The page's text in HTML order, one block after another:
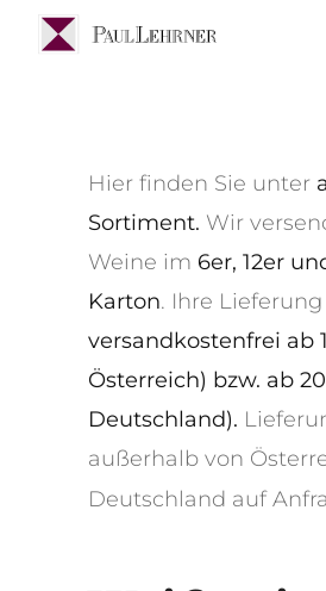
Hier finden Sie unter
Sortiment. Wir
Weine im 6er, 12er
Karton. Ihre
versandkostenfrei ab
Österreich) bzw. ab
Deutschland).
außerhalb von
Deutschland auf